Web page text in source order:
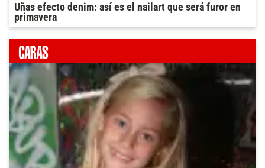
Uñas efecto denim: así es el nailart que será furor en
primavera